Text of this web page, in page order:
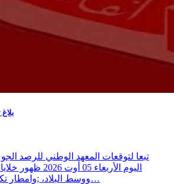
تبعا لتوقعات المعهد الوطني للرصد
اليوم الأربعاء 05
ووسط البلاد، ;وامطار تكون أحيانًا غزيرة خاصة…